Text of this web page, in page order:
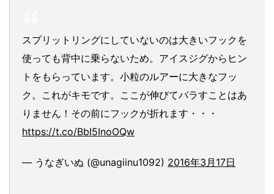
スプリットリングにしていないのは大きいフックを
使っても背中に乗らないため。アイスジグからヒン
トをもらっています。小粒のルアーに大きなフッ
ク。これがキモです。ここが伸びてバラすことはあ
りません！その前にフックが折れます・・・
https://t.co/BbI5InoOQw
— うなぎいぬ (@unagiinu1092) 2016年3月17日